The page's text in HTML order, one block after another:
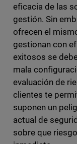
eficacia de las
gestión. Sin
ofrecen el
gestionan con
exitosos se
mala
evaluación de
clientes te
suponen un
actual de
sobre que